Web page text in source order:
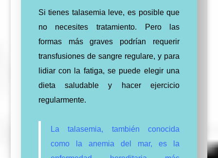
Si tienes talasemia leve, es posible que
no necesites tratamiento. Pero las
formas más graves podrían requerir
transfusiones de sangre regulare, y para
lidiar con la fatiga, se puede elegir una
dieta saludable y hacer ejercicio
regularmente.
La talasemia, también conocida
como la anemia del mar, es la